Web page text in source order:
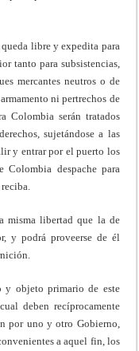
libre y expedita para
tanto para subsistencias,
mercantes neutros o de
ni pertrechos de
Colombia serán tratados
sujetándose a las
y entrar por el puerto los
Colombia despache para
misma libertad que la de
y podrá proveerse de él
y objeto primario de este
deben recíprocamente
por uno y otro Gobierno,
a aquel fin, los